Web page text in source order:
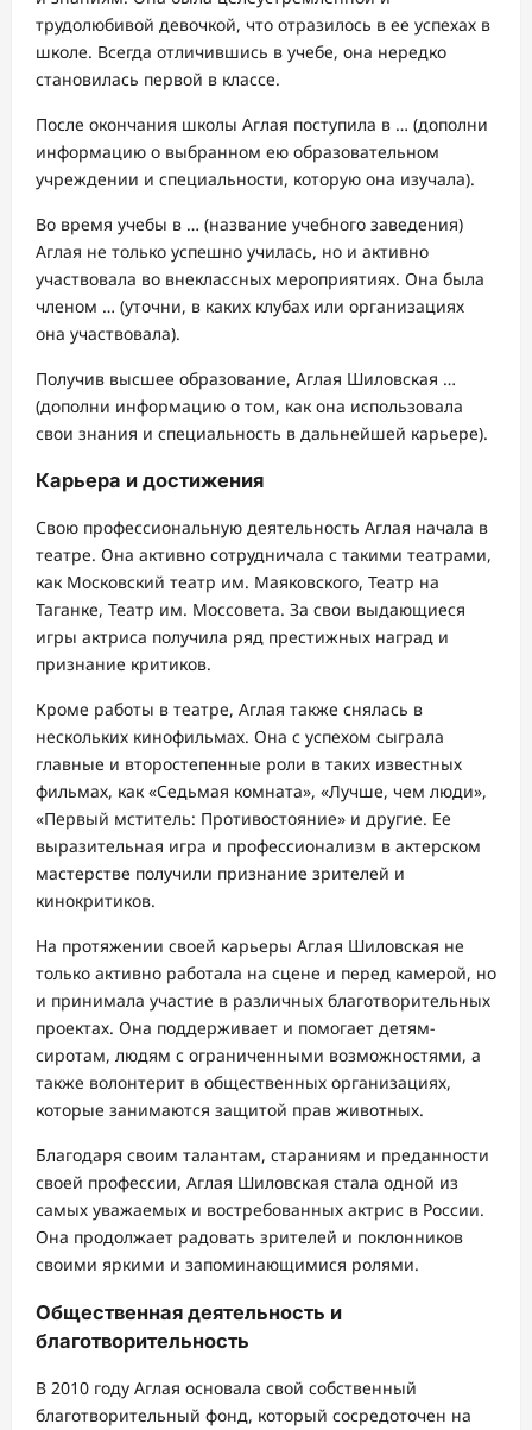
трудолюбивой девочкой, что отразилось в ее успехах в
школе. Всегда отличившись в учебе, она нередко
становилась первой в классе.
После окончания школы Аглая поступила в … (дополни
информацию о выбранном ею образовательном
учреждении и специальности, которую она изучала).
Во время учебы в … (название учебного заведения)
Аглая не только успешно училась, но и активно
участвовала во внеклассных мероприятиях. Она была
членом … (уточни, в каких клубах или организациях
она участвовала).
Получив высшее образование, Аглая Шиловская …
(дополни информацию о том, как она использовала
свои знания и специальность в дальнейшей карьере).
Карьера и достижения
Свою профессиональную деятельность Аглая начала в
театре. Она активно сотрудничала с такими театрами,
как Московский театр им. Маяковского, Театр на
Таганке, Театр им. Моссовета. За свои выдающиеся
игры актриса получила ряд престижных наград и
признание критиков.
Кроме работы в театре, Аглая также снялась в
нескольких кинофильмах. Она с успехом сыграла
главные и второстепенные роли в таких известных
фильмах, как «Седьмая комната», «Лучше, чем люди»,
«Первый мститель: Противостояние» и другие. Ее
выразительная игра и профессионализм в актерском
мастерстве получили признание зрителей и
кинокритиков.
На протяжении своей карьеры Аглая Шиловская не
только активно работала на сцене и перед камерой, но
и принимала участие в различных благотворительных
проектах. Она поддерживает и помогает детям-
сиротам, людям с ограниченными возможностями, а
также волонтерит в общественных организациях,
которые занимаются защитой прав животных.
Благодаря своим талантам, стараниям и преданности
своей профессии, Аглая Шиловская стала одной из
самых уважаемых и востребованных актрис в России.
Она продолжает радовать зрителей и поклонников
своими яркими и запоминающимися ролями.
Общественная деятельность и
благотворительность
В 2010 году Аглая основала свой собственный
благотворительный фонд, который сосредоточен на